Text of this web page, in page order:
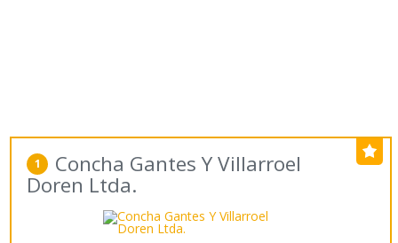
1 Concha Gantes Y Villarroel
Doren Ltda.